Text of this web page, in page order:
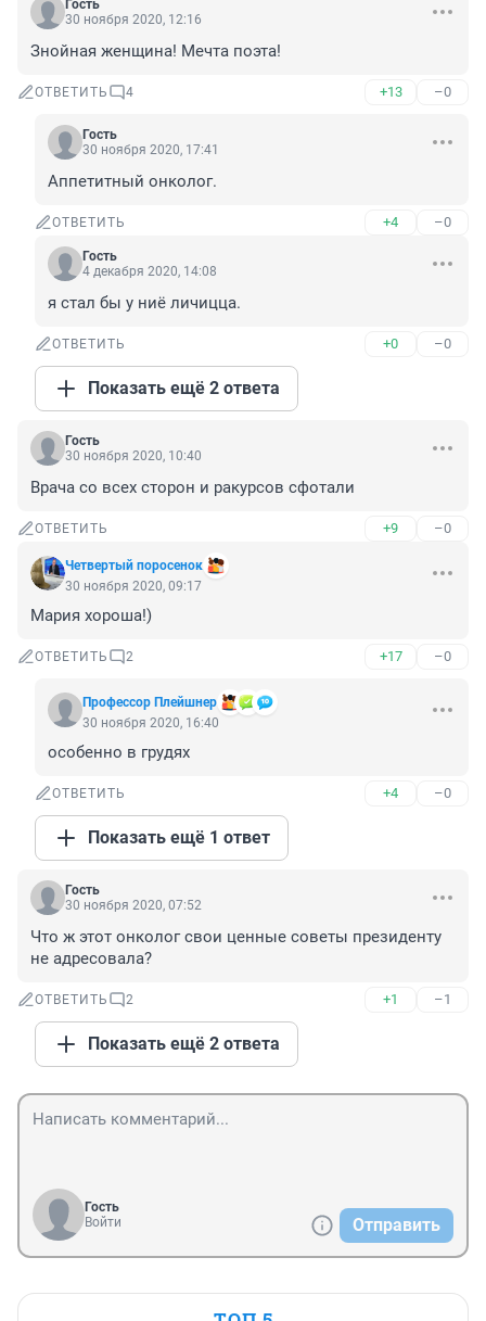
Гость
30 ноября 2020, 12:16
Знойная женщина! Мечта поэта!
ОТВЕТИТЬ 4 +13 –0
Гость
30 ноября 2020, 17:41
Аппетитный онколог.
ОТВЕТИТЬ +4 –0
Гость
4 декабря 2020, 14:08
я стал бы у ниё личицца.
ОТВЕТИТЬ +0 –0
Показать ещё 2 ответа
Гость
30 ноября 2020, 10:40
Врача со всех сторон и ракурсов сфотали
ОТВЕТИТЬ +9 –0
Четвертый поросенок
30 ноября 2020, 09:17
Мария хороша!)
ОТВЕТИТЬ 2 +17 –0
Профессор Плейшнер
30 ноября 2020, 16:40
особенно в грудях
ОТВЕТИТЬ +4 –0
Показать ещё 1 ответ
Гость
30 ноября 2020, 07:52
Что ж этот онколог свои ценные советы президенту
не адресовала?
ОТВЕТИТЬ 2 +1 –1
Показать ещё 2 ответа
Гость
Войти
Отправить